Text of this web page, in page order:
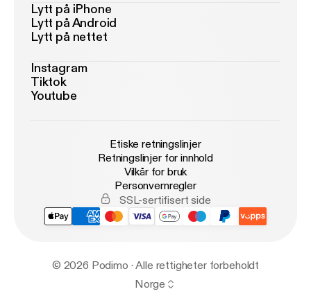
Lytt på iPhone
Lytt på Android
Lytt på nettet
Instagram
Tiktok
Youtube
Etiske retningslinjer
Retningslinjer for innhold
Vilkår for bruk
Personvernregler
SSL-sertifisert side
© 2026 Podimo · Alle rettigheter forbeholdt
Norge